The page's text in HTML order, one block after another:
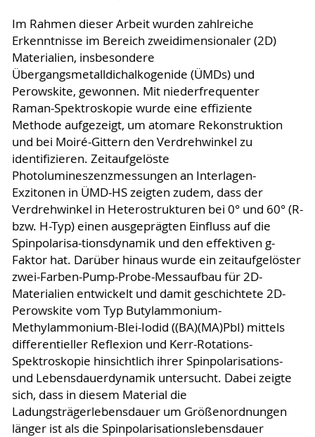
Im Rahmen dieser Arbeit wurden zahlreiche
Erkenntnisse im Bereich zweidimensionaler (2D)
Materialien, insbesondere
Übergangsmetalldichalkogenide (ÜMDs) und
Perowskite, gewonnen. Mit niederfrequenter
Raman-Spektroskopie wurde eine effiziente
Methode aufgezeigt, um atomare Rekonstruktion
und bei Moiré-Gittern den Verdrehwinkel zu
identifizieren. Zeitaufgelöste
Photolumineszenzmessungen an Interlagen-
Exzitonen in ÜMD-HS zeigten zudem, dass der
Verdrehwinkel in Heterostrukturen bei 0° und 60° (R-
bzw. H-Typ) einen ausgeprägten Einfluss auf die
Spinpolarisa-tionsdynamik und den effektiven g-
Faktor hat. Darüber hinaus wurde ein zeitaufgelöster
zwei-Farben-Pump-Probe-Messaufbau für 2D-
Materialien entwickelt und damit geschichtete 2D-
Perowskite vom Typ Butylammonium-
Methylammonium-Blei-Iodid ((BA)(MA)PbI) mittels
differentieller Reflexion und Kerr-Rotations-
Spektroskopie hinsichtlich ihrer Spinpolarisations-
und Lebensdauerdynamik untersucht. Dabei zeigte
sich, dass in diesem Material die
Ladungsträgerlebensdauer um Größenordnungen
länger ist als die Spinpolarisationslebensdauer